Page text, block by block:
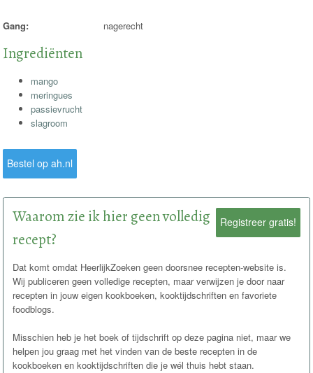
Gang: nagerecht
Ingrediënten
mango
meringues
passievrucht
slagroom
Bestel op ah.nl
Registreer gratis!
Waarom zie ik hier geen volledig
recept?
Dat komt omdat HeerlijkZoeken geen doorsnee recepten-website is.
Wij publiceren geen volledige recepten, maar verwijzen je door naar
recepten in jouw eigen kookboeken, kooktijdschriften en favoriete
foodblogs.
Misschien heb je het boek of tijdschrift op deze pagina niet, maar we
helpen jou graag met het vinden van de beste recepten in de
kookboeken en kooktijdschriften die je wél thuis hebt staan.